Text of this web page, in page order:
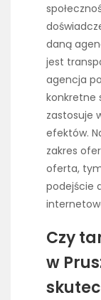
daną
jest
agencja
konkretne
zastosuje
efektów.
zakres
oferta,
podejście
Czy
w